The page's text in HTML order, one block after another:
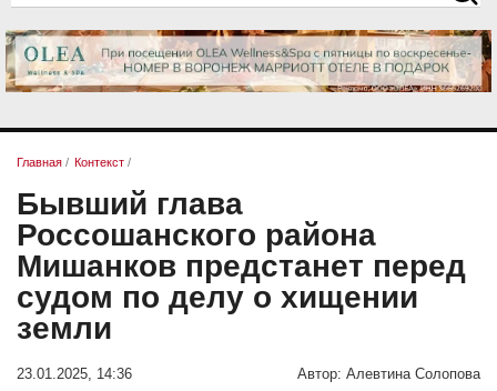
Главная / Контекст /
Бывший глава
Россошанского района
Мишанков предстанет перед
судом по делу о хищении
земли
23.01.2025, 14:36 Автор: Алевтина Солопова